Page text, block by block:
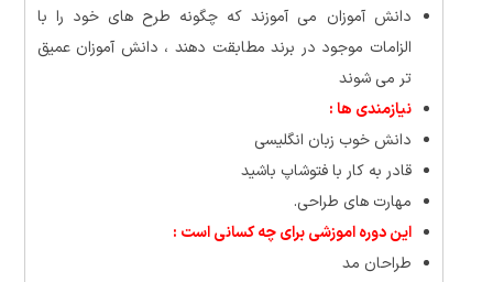
دانش آموزان می آموزند که چگونه طرح های خود را با
الزامات موجود در برند مطابقت دهند ، دانش آموزان عمیق
تر می شوند
نیازمندی ها :
دانش خوب زبان انگلیسی
قادر به کار با فتوشاپ باشید
مهارت های طراحی.
این دوره اموزشی برای چه کسانی است :
طراحان مد